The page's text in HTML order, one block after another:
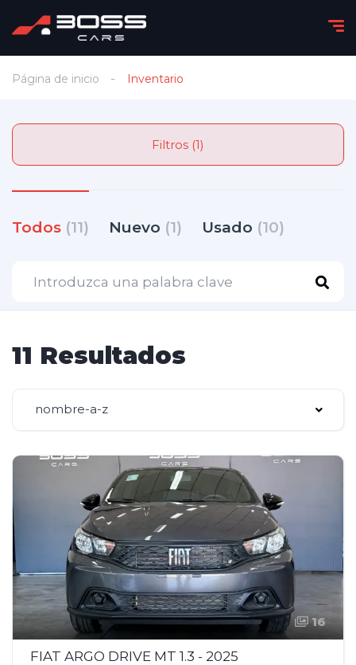
Página de inicio Inventario
Filtros (1)
Todos (11) Nuevo (1) Usado (10)
11 Resultados
nombre-a-z
16
FIAT ARGO DRIVE MT 1.3 - 2025